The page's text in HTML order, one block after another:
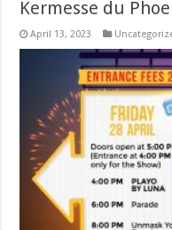
Kermesse du
April 13, 2023